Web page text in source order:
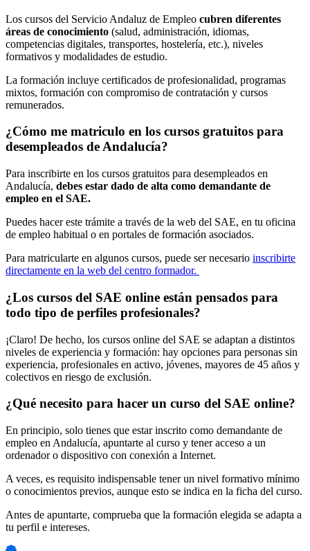
Los cursos del Servicio Andaluz de Empleo cubren diferentes
áreas de conocimiento (salud, administración, idiomas,
competencias digitales, transportes, hostelería, etc.), niveles
formativos y modalidades de estudio.
La formación incluye certificados de profesionalidad, programas
mixtos, formación con compromiso de contratación y cursos
remunerados.
¿Cómo me matriculo en los cursos gratuitos para
desempleados de Andalucía?
Para inscribirte en los cursos gratuitos para desempleados en
Andalucía, debes estar dado de alta como demandante de
empleo en el SAE.
Puedes hacer este trámite a través de la web del SAE, en tu oficina
de empleo habitual o en portales de formación asociados.
Para matricularte en algunos cursos, puede ser necesario inscribirte
directamente en la web del centro formador.
¿Los cursos del SAE online están pensados para
todo tipo de perfiles profesionales?
¡Claro! De hecho, los cursos online del SAE se adaptan a distintos
niveles de experiencia y formación: hay opciones para personas sin
experiencia, profesionales en activo, jóvenes, mayores de 45 años y
colectivos en riesgo de exclusión.
¿Qué necesito para hacer un curso del SAE online?
En principio, solo tienes que estar inscrito como demandante de
empleo en Andalucía, apuntarte al curso y tener acceso a un
ordenador o dispositivo con conexión a Internet.
A veces, es requisito indispensable tener un nivel formativo mínimo
o conocimientos previos, aunque esto se indica en la ficha del curso.
Antes de apuntarte, comprueba que la formación elegida se adapta a
tu perfil e intereses.